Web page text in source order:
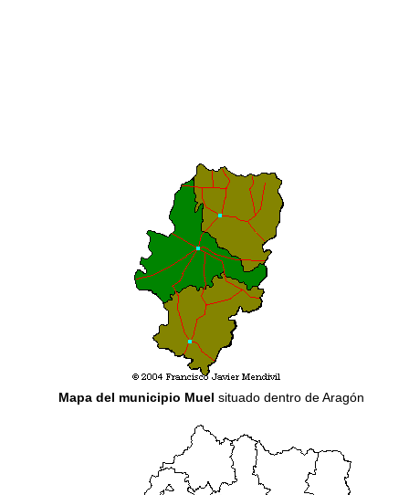
Mapa del municipio Muel situado dentro de Aragón